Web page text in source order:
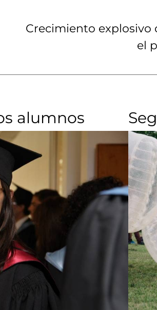
Crecimiento explosivo
el
alumnos​